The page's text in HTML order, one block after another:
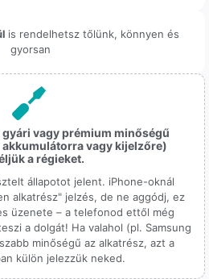
is rendelhetsz tőlünk, könnyen és
gyorsan
vagy prémium minőségű
vagy kijelzőre)
a régieket.
állapotot jelent. iPhone-oknál
alkatrész" jelzés, de ne aggódj, ez
üzenete – a telefonod ettől még
a dolgát! Ha valahol (pl. Samsung
minőségű az alkatrész, azt a
külön jelezzük neked.